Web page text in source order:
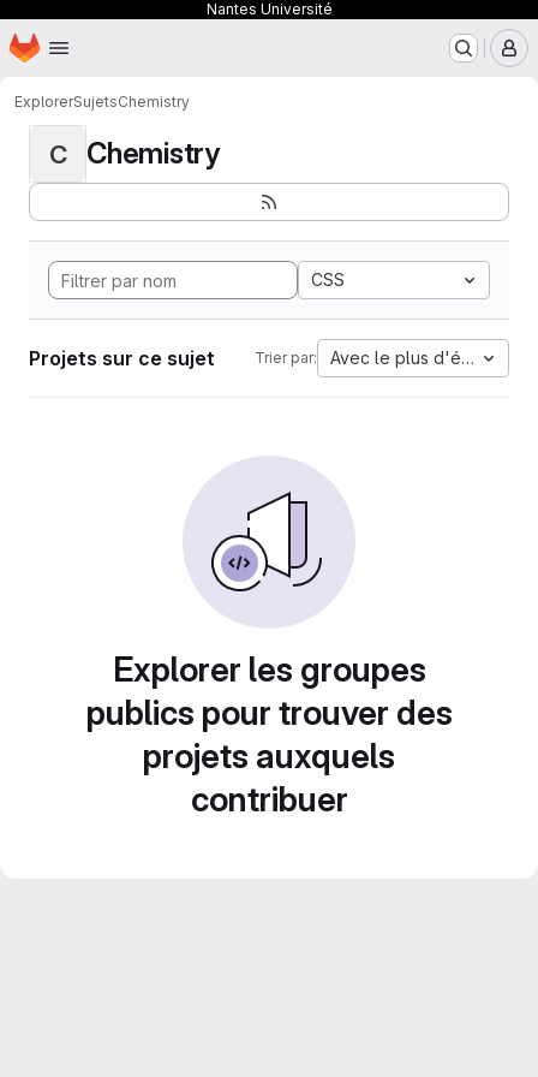
Nantes Université
Passer au contenu principal
Page d'accueil
ExplorerSujetsChemistry
C Chemistry
CSS
Projets sur ce sujet Trier par: Avec le plus d'étoiles
Explorer les groupes
publics pour trouver des
projets auxquels
contribuer